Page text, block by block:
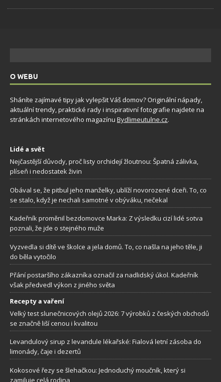
O WEBU
Sháníte zajímavé tipy jak vylepšit Váš domov? Originální nápady,
aktuální trendy, praktické rady i inspirativní fotografie najdete na
stránkách internetového magazínu Bydlimeutulne.cz.
Lidé a svět
Nejčastější důvody, proč listy orchidejí žloutnou: Špatná zálivka,
plíseň i nedostatek živin
Obával se, že pitbul jeho manželky, ublíží novorozené dceři. To, co
se stalo, když je nechali samotné v obýváku, nečekal
Kadeřník proměnil bezdomovce Marka: Z výsledku cizí lidé sotva
poznali, že jde o stejného muže
Vyzvedla si dítě ve školce a jela domů. To, co našla na jeho těle, ji
do běla vytočilo
Přání postaršího zákazníka označil za nadlidský úkol. Kadeřník
však předvedl výkon z jiného světa
Recepty a vaření
Velký test slunečnicových olejů 2026: 7 výrobků z českých obchodů
se značně liší cenou i kvalitou
Levandulový sirup z levandule lékařské: Fialová letní zásoba do
limonády, čaje i dezertů
Kokosové řezy se šlehačkou: Jednoduchý moučník, který si
zamiluje celá rodina